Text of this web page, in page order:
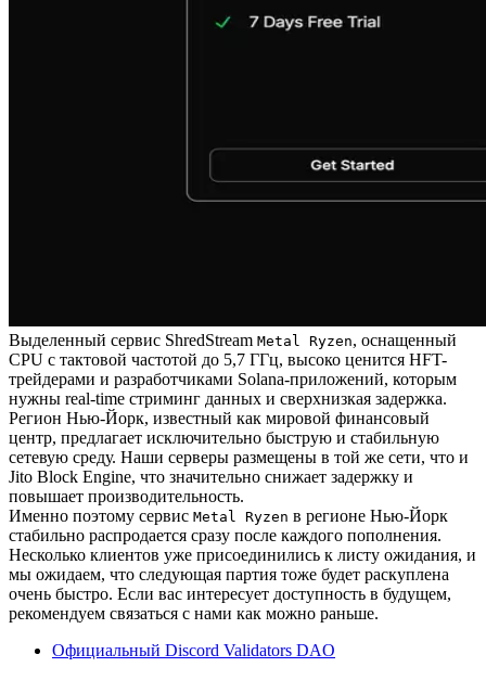
Выделенный сервис ShredStream Metal Ryzen, оснащенный
CPU с тактовой частотой до 5,7 ГГц, высоко ценится HFT-
трейдерами и разработчиками Solana-приложений, которым
нужны real-time стриминг данных и сверхнизкая задержка.
Регион Нью-Йорк, известный как мировой финансовый
центр, предлагает исключительно быструю и стабильную
сетевую среду. Наши серверы размещены в той же сети, что и
Jito Block Engine, что значительно снижает задержку и
повышает производительность.
Именно поэтому сервис Metal Ryzen в регионе Нью-Йорк
стабильно распродается сразу после каждого пополнения.
Несколько клиентов уже присоединились к листу ожидания, и
мы ожидаем, что следующая партия тоже будет раскуплена
очень быстро. Если вас интересует доступность в будущем,
рекомендуем связаться с нами как можно раньше.
Официальный Discord Validators DAO